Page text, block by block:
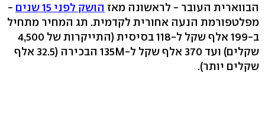
הבווארית העובר - לראשונה מאז הושק לפני 15 שנים
-
מפלטפורמת הנעה אחורית לקדמית. תג המחיר מתחיל
ב-199 אלף שקל ל-118 בסיסית (התייקרות של 4,500
שקלים) ועד 370 אלף שקל ל-135M הבכירה (32.5 אלף
שקלים יותר).